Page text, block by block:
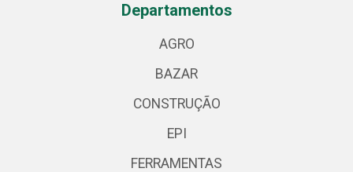
Departamentos
AGRO
BAZAR
CONSTRUÇÃO
EPI
FERRAMENTAS